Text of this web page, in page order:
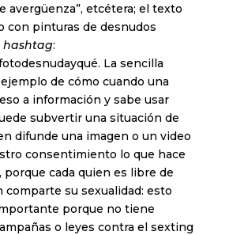
avergüenza”, etcétera; el texto
con pinturas de desnudos
hashtag:
La sencilla
de cómo cuando una
a información y sabe usar
subvertir una situación de
difunde una imagen o un video
consentimiento lo que hace
cada quien es libre de
comparte su sexualidad: esto
porque no tiene
o leyes contra el sexting